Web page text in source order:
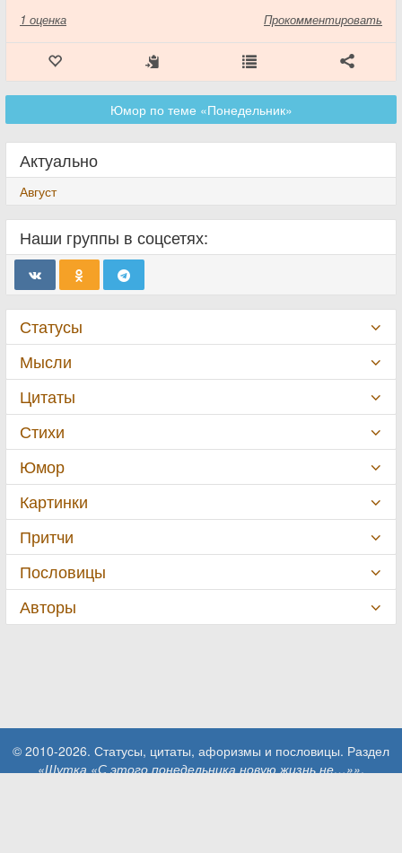
1 оценка Прокомментировать
Юмор по теме «Понедельник»
Актуально
Август
Наши группы в соцсетях:
Статусы
Мысли
Цитаты
Стихи
Юмор
Картинки
Притчи
Пословицы
Авторы
© 2010-2026. Статусы, цитаты, афоризмы и пословицы. Раздел
«Шутка «С этого понедельника новую жизнь не…»».